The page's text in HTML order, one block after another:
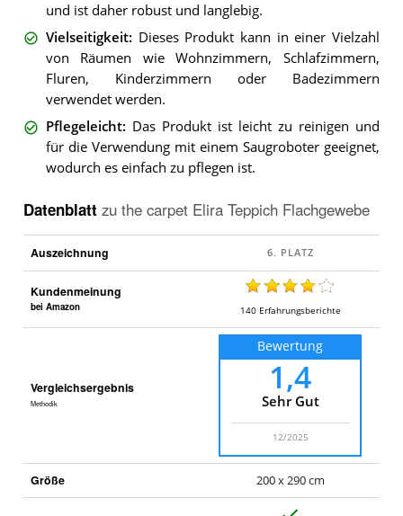
und ist daher robust und langlebig.
Vielseitigkeit: Dieses Produkt kann in einer Vielzahl
von Räumen wie Wohnzimmern, Schlafzimmern,
Fluren, Kinderzimmern oder Badezimmern
verwendet werden.
Pflegeleicht: Das Produkt ist leicht zu reinigen und
für die Verwendung mit einem Saugroboter geeignet,
wodurch es einfach zu pflegen ist.
Datenblatt zu the carpet Elira Teppich Flachgewebe
Auszeichnung
Kundenmeinung
bei Amazon 140 Erfahrungsberichte
Vergleichsergebnis
Methodik
Bewertung
1,4
Sehr Gut
12/2025
Größe 200 x 290 cm